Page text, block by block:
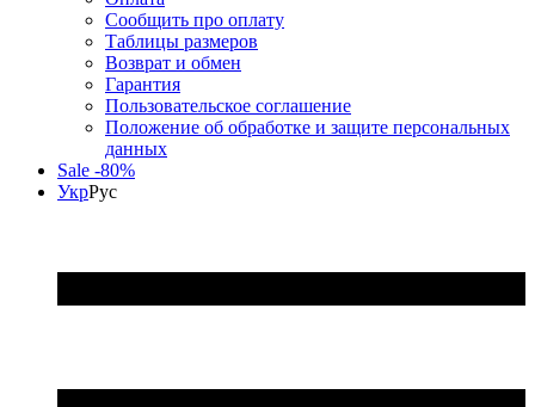
Сообщить про оплату
Таблицы размеров
Возврат и обмен
Гарантия
Пользовательское соглашение
Положение об обработке и защите персональных
данных
Sale -80%
УкрРус